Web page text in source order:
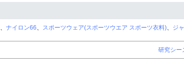
、 ナイロン66、 スポーツウェア(スポーツウエア スポーツ衣料)、 ジ
研究シー